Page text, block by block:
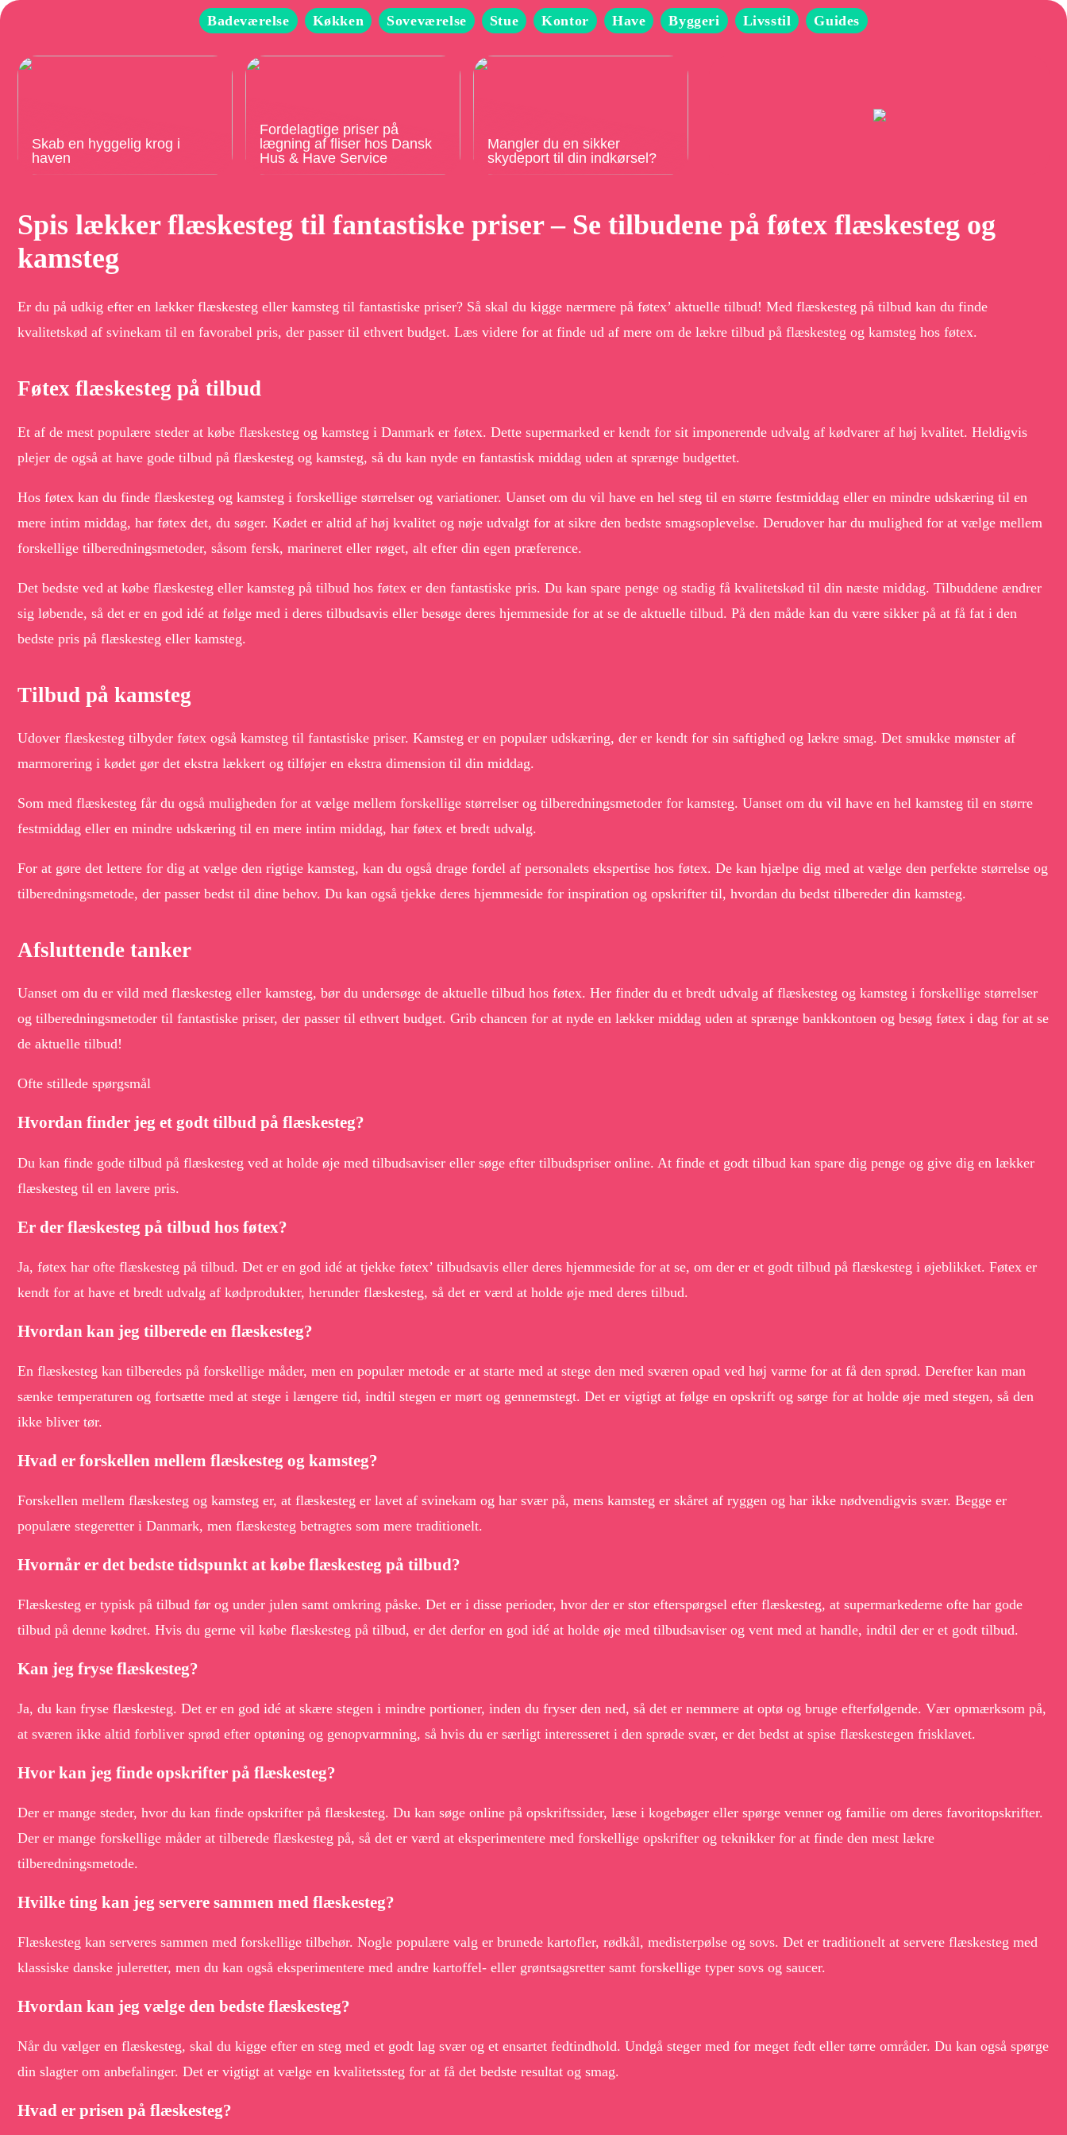
Badeværelse Køkken Soveværelse Stue Kontor Have Byggeri Livsstil Guides
Skab en hyggelig krog i
haven
Fordelagtige priser på
lægning af fliser hos Dansk
Hus & Have Service
Mangler du en sikker
skydeport til din indkørsel?
Spis lækker flæskesteg til fantastiske priser – Se tilbudene på føtex flæskesteg og
kamsteg
Er du på udkig efter en lækker flæskesteg eller kamsteg til fantastiske priser? Så skal du kigge nærmere på føtex’ aktuelle tilbud! Med flæskesteg på tilbud kan du finde
kvalitetskød af svinekam til en favorabel pris, der passer til ethvert budget. Læs videre for at finde ud af mere om de lækre tilbud på flæskesteg og kamsteg hos føtex.
Føtex flæskesteg på tilbud
Et af de mest populære steder at købe flæskesteg og kamsteg i Danmark er føtex. Dette supermarked er kendt for sit imponerende udvalg af kødvarer af høj kvalitet. Heldigvis
plejer de også at have gode tilbud på flæskesteg og kamsteg, så du kan nyde en fantastisk middag uden at sprænge budgettet.
Hos føtex kan du finde flæskesteg og kamsteg i forskellige størrelser og variationer. Uanset om du vil have en hel steg til en større festmiddag eller en mindre udskæring til en
mere intim middag, har føtex det, du søger. Kødet er altid af høj kvalitet og nøje udvalgt for at sikre den bedste smagsoplevelse. Derudover har du mulighed for at vælge mellem
forskellige tilberedningsmetoder, såsom fersk, marineret eller røget, alt efter din egen præference.
Det bedste ved at købe flæskesteg eller kamsteg på tilbud hos føtex er den fantastiske pris. Du kan spare penge og stadig få kvalitetskød til din næste middag. Tilbuddene ændrer
sig løbende, så det er en god idé at følge med i deres tilbudsavis eller besøge deres hjemmeside for at se de aktuelle tilbud. På den måde kan du være sikker på at få fat i den
bedste pris på flæskesteg eller kamsteg.
Tilbud på kamsteg
Udover flæskesteg tilbyder føtex også kamsteg til fantastiske priser. Kamsteg er en populær udskæring, der er kendt for sin saftighed og lækre smag. Det smukke mønster af
marmorering i kødet gør det ekstra lækkert og tilføjer en ekstra dimension til din middag.
Som med flæskesteg får du også muligheden for at vælge mellem forskellige størrelser og tilberedningsmetoder for kamsteg. Uanset om du vil have en hel kamsteg til en større
festmiddag eller en mindre udskæring til en mere intim middag, har føtex et bredt udvalg.
For at gøre det lettere for dig at vælge den rigtige kamsteg, kan du også drage fordel af personalets ekspertise hos føtex. De kan hjælpe dig med at vælge den perfekte størrelse og
tilberedningsmetode, der passer bedst til dine behov. Du kan også tjekke deres hjemmeside for inspiration og opskrifter til, hvordan du bedst tilbereder din kamsteg.
Afsluttende tanker
Uanset om du er vild med flæskesteg eller kamsteg, bør du undersøge de aktuelle tilbud hos føtex. Her finder du et bredt udvalg af flæskesteg og kamsteg i forskellige størrelser
og tilberedningsmetoder til fantastiske priser, der passer til ethvert budget. Grib chancen for at nyde en lækker middag uden at sprænge bankkontoen og besøg føtex i dag for at se
de aktuelle tilbud!
Ofte stillede spørgsmål
Hvordan finder jeg et godt tilbud på flæskesteg?
Du kan finde gode tilbud på flæskesteg ved at holde øje med tilbudsaviser eller søge efter tilbudspriser online. At finde et godt tilbud kan spare dig penge og give dig en lækker
flæskesteg til en lavere pris.
Er der flæskesteg på tilbud hos føtex?
Ja, føtex har ofte flæskesteg på tilbud. Det er en god idé at tjekke føtex’ tilbudsavis eller deres hjemmeside for at se, om der er et godt tilbud på flæskesteg i øjeblikket. Føtex er
kendt for at have et bredt udvalg af kødprodukter, herunder flæskesteg, så det er værd at holde øje med deres tilbud.
Hvordan kan jeg tilberede en flæskesteg?
En flæskesteg kan tilberedes på forskellige måder, men en populær metode er at starte med at stege den med sværen opad ved høj varme for at få den sprød. Derefter kan man
sænke temperaturen og fortsætte med at stege i længere tid, indtil stegen er mørt og gennemstegt. Det er vigtigt at følge en opskrift og sørge for at holde øje med stegen, så den
ikke bliver tør.
Hvad er forskellen mellem flæskesteg og kamsteg?
Forskellen mellem flæskesteg og kamsteg er, at flæskesteg er lavet af svinekam og har svær på, mens kamsteg er skåret af ryggen og har ikke nødvendigvis svær. Begge er
populære stegeretter i Danmark, men flæskesteg betragtes som mere traditionelt.
Hvornår er det bedste tidspunkt at købe flæskesteg på tilbud?
Flæskesteg er typisk på tilbud før og under julen samt omkring påske. Det er i disse perioder, hvor der er stor efterspørgsel efter flæskesteg, at supermarkederne ofte har gode
tilbud på denne kødret. Hvis du gerne vil købe flæskesteg på tilbud, er det derfor en god idé at holde øje med tilbudsaviser og vent med at handle, indtil der er et godt tilbud.
Kan jeg fryse flæskesteg?
Ja, du kan fryse flæskesteg. Det er en god idé at skære stegen i mindre portioner, inden du fryser den ned, så det er nemmere at optø og bruge efterfølgende. Vær opmærksom på,
at sværen ikke altid forbliver sprød efter optøning og genopvarmning, så hvis du er særligt interesseret i den sprøde svær, er det bedst at spise flæskestegen frisklavet.
Hvor kan jeg finde opskrifter på flæskesteg?
Der er mange steder, hvor du kan finde opskrifter på flæskesteg. Du kan søge online på opskriftssider, læse i kogebøger eller spørge venner og familie om deres favoritopskrifter.
Der er mange forskellige måder at tilberede flæskesteg på, så det er værd at eksperimentere med forskellige opskrifter og teknikker for at finde den mest lækre
tilberedningsmetode.
Hvilke ting kan jeg servere sammen med flæskesteg?
Flæskesteg kan serveres sammen med forskellige tilbehør. Nogle populære valg er brunede kartofler, rødkål, medisterpølse og sovs. Det er traditionelt at servere flæskesteg med
klassiske danske juleretter, men du kan også eksperimentere med andre kartoffel- eller grøntsagsretter samt forskellige typer sovs og saucer.
Hvordan kan jeg vælge den bedste flæskesteg?
Når du vælger en flæskesteg, skal du kigge efter en steg med et godt lag svær og et ensartet fedtindhold. Undgå steger med for meget fedt eller tørre områder. Du kan også spørge
din slagter om anbefalinger. Det er vigtigt at vælge en kvalitetssteg for at få det bedste resultat og smag.
Hvad er prisen på flæskesteg?